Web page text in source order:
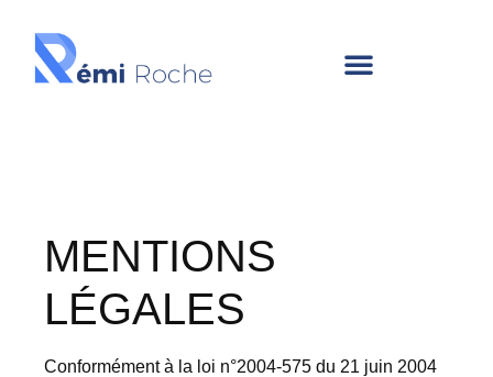
MENTIONS
LÉGALES
Conformément à la loi n°2004-575 du 21 juin 2004